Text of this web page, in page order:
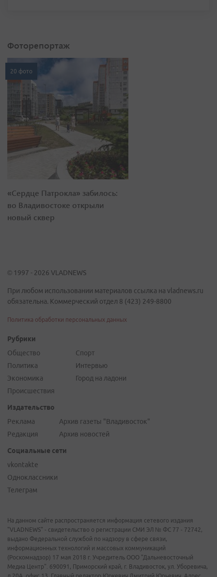
Фоторепортаж
20 фото
«Сердце Патрокла» забилось:
во Владивостоке открыли
новый сквер
© 1997 - 2026 VLADNEWS
При любом использовании материалов ссылка на vladnews.ru
обязательна. Коммерческий отдел 8 (423) 249-8800
Политика обработки персональных данных
Рубрики
Общество
Политика
Экономика
Происшествия
Спорт
Интервью
Город на ладони
Издательство
Реклама
Редакция
Архив газеты "Владивосток"
Архив новостей
Социальные сети
vkontakte
Одноклассники
Телеграм
На данном сайте распространяется информация сетевого издания
"VLADNEWS" - свидетельство о регистрации СМИ ЭЛ № ФС 77 - 72742,
выдано Федеральной службой по надзору в сфере связи,
информационных технологий и массовых коммуникаций
(Роскомнадзор) 17 мая 2018 г. Учредитель ООО "Дальневосточный
Медиа Центр". 690091, Приморский край, г. Владивосток, ул. Уборевича,